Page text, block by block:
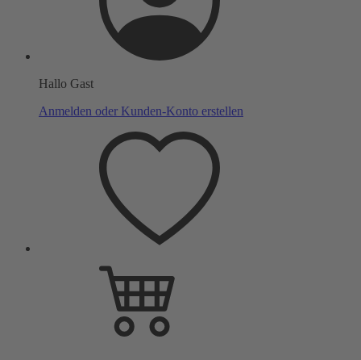
Hallo Gast
Anmelden oder Kunden-Konto erstellen